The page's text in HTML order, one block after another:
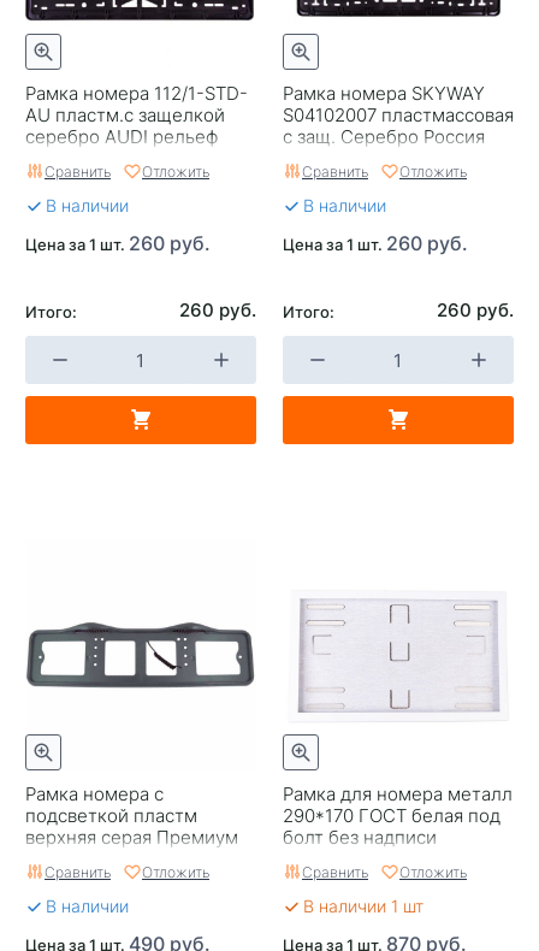
Рамка номера 112/1-STD-
AU пластм.с защелкой
серебро AUDI рельеф
Сравнить Отложить
В наличии
Цена за 1 шт. 260 руб.
Итого: 260 руб.
Рамка номера SKYWAY
S04102007 пластмассовая
с защ. Серебро Россия
рельеф
Сравнить Отложить
В наличии
Цена за 1 шт. 260 руб.
Итого: 260 руб.
Рамка номера с
подсветкой пластм
верхняя серая Премиум
АВ-ПР01-с
Сравнить Отложить
В наличии
Цена за 1 шт. 490 руб.
Рамка для номера металл
290*170 ГОСТ белая под
болт без надписи
Сравнить Отложить
В наличии 1 шт
Цена за 1 шт. 870 руб.